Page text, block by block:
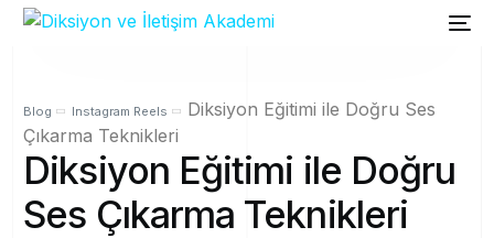
Blog Instagram Reels
Diksiyon Eğitimi ile Doğru Ses
Çıkarma Teknikleri
Diksiyon Eğitimi ile Doğru
Ses Çıkarma Teknikleri